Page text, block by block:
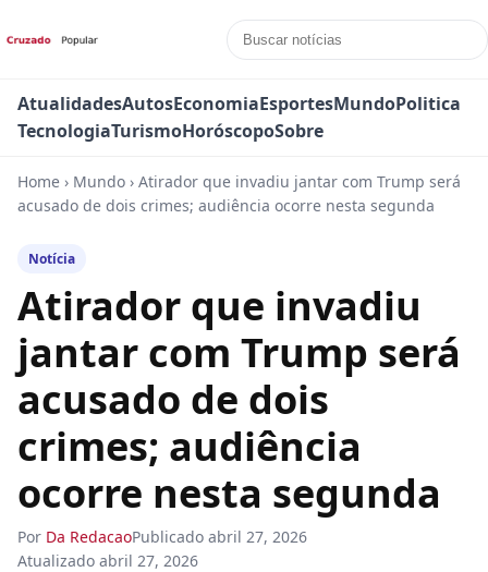
AtualidadesAutosEconomiaEsportesMundoPolitica
TecnologiaTurismoHoróscopoSobre
Home › Mundo › Atirador que invadiu jantar com Trump será
acusado de dois crimes; audiência ocorre nesta segunda
Notícia
Atirador que invadiu
jantar com Trump será
acusado de dois
crimes; audiência
ocorre nesta segunda
Por Da RedacaoPublicado abril 27, 2026
Atualizado abril 27, 2026